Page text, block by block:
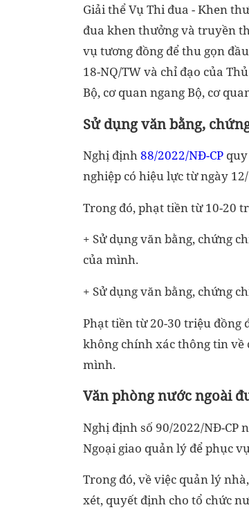
Giải thể Vụ Thi đua - Khen
đua khen thưởng và truyền
vụ tương đồng để thu gọn
18-NQ/TW và chỉ đạo của
Bộ, cơ quan ngang Bộ, cơ
Sử dụng văn bằng,
Nghị định88/2022/NĐ-CP
nghiệp có hiệu lực từ ngày
Trong đó, phạt tiền từ 10-20
+ Sử dụng văn bằng, chứng
của mình.
+ Sử dụng văn bằng, chứng
Phạt tiền từ 20-30 triệu đồng
không chính xác thông tin về
mình.
Văn phòng nước ngoài
Nghị định số 90/2022/NĐ-CP
Ngoại giao quản lý để phục
Trong đó, về việc quản lý
xét, quyết định cho tổ chức